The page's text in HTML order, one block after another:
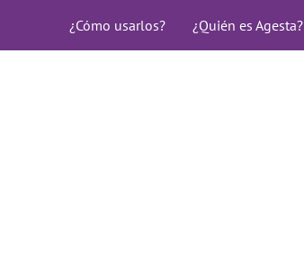
¿Cómo usarlos? ¿Quién es Agesta?